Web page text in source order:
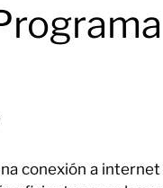
conexión a